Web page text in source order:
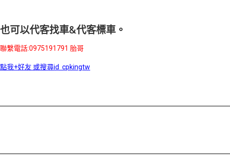
也可以代客找車&代客標車。
聯繫電話:0975191791 胎哥
點我+好友 或搜尋id cpkingtw